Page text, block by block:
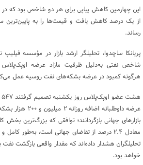
این چهارمین کاهش پیاپی برای هر دو شاخص بود که
از یک درصد کاهش یافت و قیمت‌ها را به
رساند.
پریانکا ساچدوا، تحلیلگر ارشد بازار در مؤسسه
شاخص نفتی به‌دلیل ظرفیت مازاد عرضه اوپک‌پلاس
هرگونه کمبود در عرضه بشکه‌های نفت روسیه عمل
عرضه داوطلبانه
بازارهای جهانی بازگردانند؛ توافقی که بزرگ‌ترین
معادل ۲.۴ درصد از تقاضای جهانی است، به‌طور
تحلیلگران هشدار داده‌اند که مقدار واقعی بازگشت نفت
خواهد بود.